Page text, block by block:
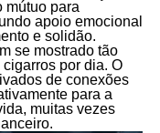
mútuo para
apoio emocional
e solidão.
se mostrado tão
por dia. O
de conexões
para a
muitas vezes